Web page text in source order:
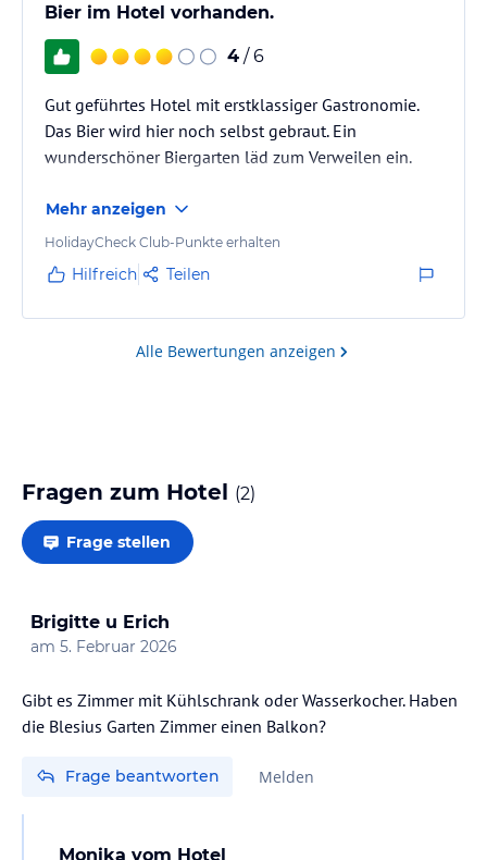
Bier im Hotel vorhanden.
4 / 6
Gut geführtes Hotel mit erstklassiger Gastronomie.
Das Bier wird hier noch selbst gebraut. Ein
wunderschöner Biergarten läd zum Verweilen ein.
Mehr anzeigen
HolidayCheck Club-Punkte erhalten
Hilfreich Teilen
Alle Bewertungen anzeigen
Fragen zum Hotel (2)
Frage stellen
Brigitte u Erich
am 5. Februar 2026
Gibt es Zimmer mit Kühlschrank oder Wasserkocher. Haben
die Blesius Garten Zimmer einen Balkon?
Frage beantworten Melden
Monika vom Hotel